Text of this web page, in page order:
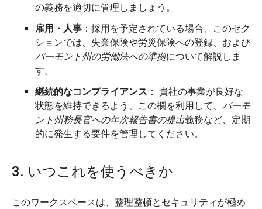
の義務を適切に管理しましょう。
雇用・人事 ：採用を予定されている場合、このセク
ションでは、失業保険や労災保険への登録、および
バーモント州の労働法への準拠について解説しま
す。
継続的なコンプライアンス ： 貴社の事業が良好な
状態を維持できるよう、この欄を利用して、 バーモ
ント州務長官への年次報告書の提出義務など、定期
的に発生する要件を管理してください。
3. いつこれを使うべきか
このワークスペースは、整理整頓とセキュリティが極め